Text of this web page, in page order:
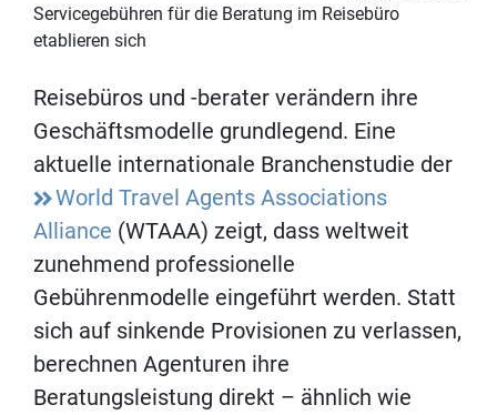
Servicegebühren für die Beratung im Reisebüro
etablieren sich
Reisebüros und -berater verändern ihre
Geschäftsmodelle grundlegend. Eine
aktuelle internationale Branchenstudie der
World Travel Agents Associations
Alliance (WTAAA) zeigt, dass weltweit
zunehmend professionelle
Gebührenmodelle eingeführt werden. Statt
sich auf sinkende Provisionen zu verlassen,
berechnen Agenturen ihre
Beratungsleistung direkt – ähnlich wie